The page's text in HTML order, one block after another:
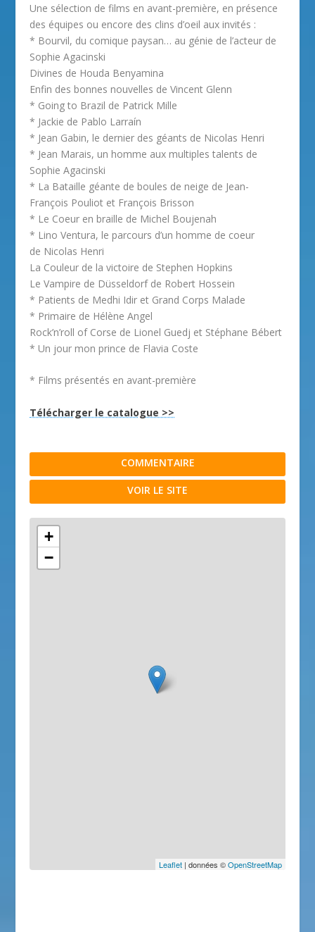
Une sélection de films en avant-première, en présence
des équipes ou encore des clins d’oeil aux invités :
* Bourvil, du comique paysan… au génie de l’acteur de
Sophie Agacinski
Divines de Houda Benyamina
Enfin des bonnes nouvelles de Vincent Glenn
* Going to Brazil de Patrick Mille
* Jackie de Pablo Larraín
* Jean Gabin, le dernier des géants de Nicolas Henri
* Jean Marais, un homme aux multiples talents de
Sophie Agacinski
* La Bataille géante de boules de neige de Jean-
François Pouliot et François Brisson
* Le Coeur en braille de Michel Boujenah
* Lino Ventura, le parcours d’un homme de coeur
de Nicolas Henri
La Couleur de la victoire de Stephen Hopkins
Le Vampire de Düsseldorf de Robert Hossein
* Patients de Medhi Idir et Grand Corps Malade
* Primaire de Hélène Angel
Rock’n’roll of Corse de Lionel Guedj et Stéphane Bébert
* Un jour mon prince de Flavia Coste
* Films présentés en avant-première
Télécharger le catalogue >>
COMMENTAIRE
VOIR LE SITE
+
−
Leaflet| données ©OpenStreetMap